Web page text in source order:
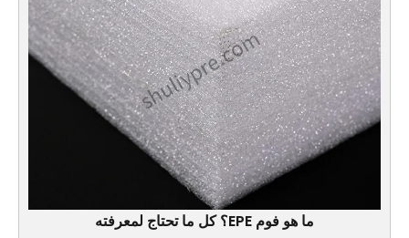
ما هو فوم EPE؟ كل ما تحتاج لمعرفته